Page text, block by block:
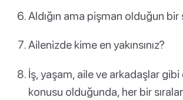
Aldığın ama pişman olduğun bir
Ailenizde kime en yakınsınız?
İş, yaşam, aile ve arkadaşlar
konusu olduğunda, her bir